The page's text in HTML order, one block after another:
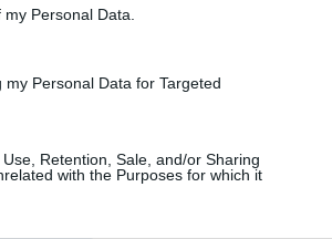
Personal Data.
Personal Data for Targeted
Retention, Sale, and/or Sharing
with the Purposes for which it